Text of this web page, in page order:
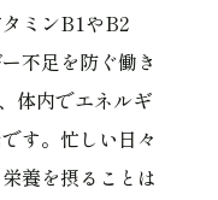
ミンB1やB2
不足を防ぐ働き
体内でエネルギ
す。忙しい日々
養を摂ることは